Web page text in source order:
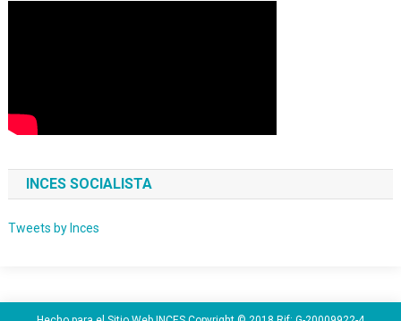
INCES SOCIALISTA
Tweets by Inces